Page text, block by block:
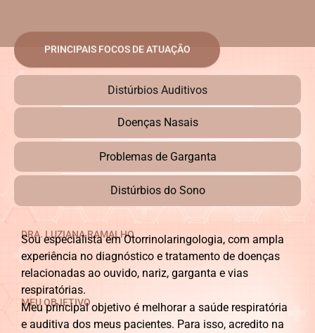
PRINCIPAIS FOCOS DE ATUAÇÃO
DRA. LUZIANA RAMALHO
Sou especialista em Otorrinolaringologia, com ampla
experiência no diagnóstico e tratamento de doenças
relacionadas ao ouvido, nariz, garganta e vias
respiratórias.
MEU OBJETIVO
Meu principal objetivo é melhorar a saúde respiratória
e auditiva dos meus pacientes. Para isso, acredito na
Distúrbios Auditivos
Doenças Nasais
Problemas de Garganta
Distúrbios do Sono